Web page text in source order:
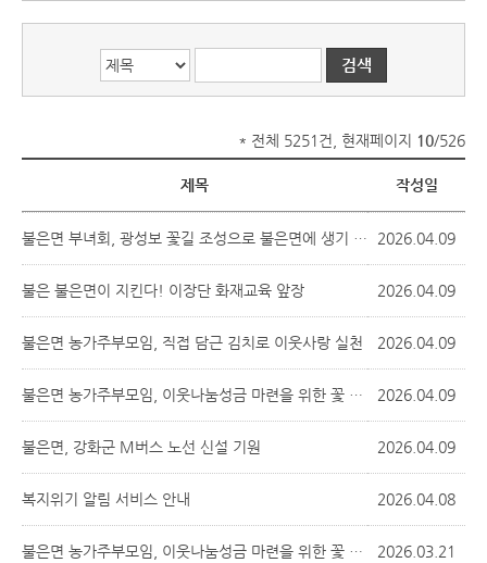
* 전체 5251건, 현재페이지 10/526
제목 작성일
불은면 부녀회, 광성보 꽃길 조성으로 불은면에 생기 더해 2026.04.09
불은 불은면이 지킨다! 이장단 화재교육 앞장 2026.04.09
불은면 농가주부모임, 직접 담근 김치로 이웃사랑 실천 2026.04.09
불은면 농가주부모임, 이웃나눔성금 마련을 위한 꽃 판매 행사 실시 2026.04.09
불은면, 강화군 M버스 노선 신설 기원 2026.04.09
복지위기 알림 서비스 안내 2026.04.08
불은면 농가주부모임, 이웃나눔성금 마련을 위한 꽃 판매 행사 실시 2026.03.21